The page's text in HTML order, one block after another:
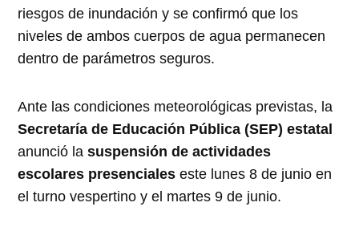
riesgos de inundación y se confirmó que los
niveles de ambos cuerpos de agua permanecen
dentro de parámetros seguros.
Ante las condiciones meteorológicas previstas, la
Secretaría de Educación Pública (SEP) estatal
anunció lasuspensión de actividades
escolares presenciales este lunes 8 de junio en
el turno vespertino y el martes 9 de junio.